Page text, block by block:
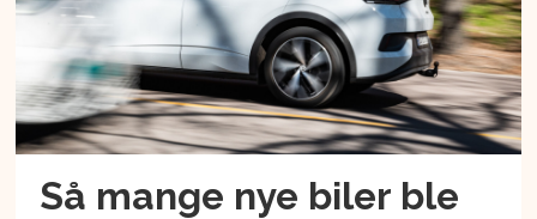
Så mange nye biler ble